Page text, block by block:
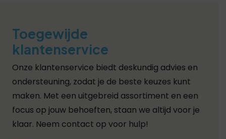
vertrouwen dat je warmtepomp in goede
handen is.
Neem vandaag nog contact op
voor Warmtepomp Onderhoud in
Assen
Ben je op zoek naar professioneel warmtepomp
onderhoud in Assen? Neem vandaag nog
Toegewijde
klantenservice
Onze klantenservice biedt deskundig advies en
ondersteuning, zodat je de beste keuzes kunt
maken. Met een uitgebreid assortiment en een
focus op jouw behoeften, staan we altijd voor je
klaar. Neem contact op voor hulp!